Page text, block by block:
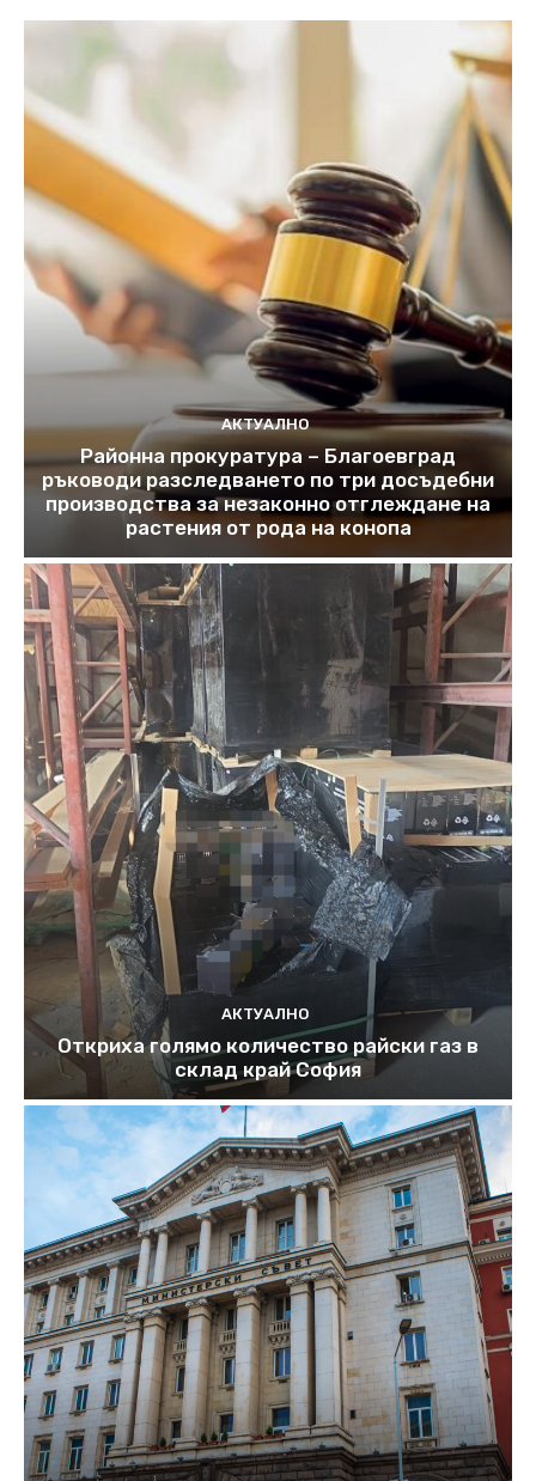
АКТУАЛНО
Районна прокуратура – Благоевград
ръководи разследването по три досъдебни
производства за незаконно отглеждане на
растения от рода на конопа
АКТУАЛНО
Откриха голямо количество райски газ в
склад край София